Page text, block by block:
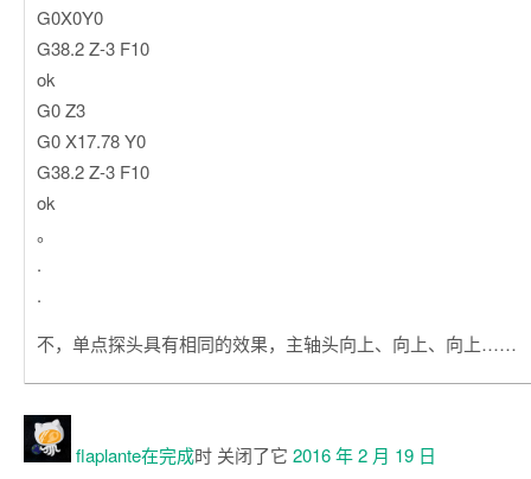
G0X0Y0
G38.2 Z-3 F10
ok
G0 Z3
G0 X17.78 Y0
G38.2 Z-3 F10
ok
。
.
.
不，单点探头具有相同的效果，主轴头向上、向上、向上……
flaplante在完成时 关闭了它 2016 年 2 月 19 日